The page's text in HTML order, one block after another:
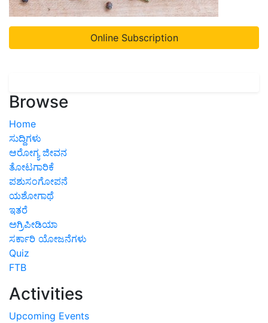
Online Subscription
Browse
Home
ಸುದ್ದಿಗಳು
ಆರೋಗ್ಯ ಜೀವನ
ತೋಟಗಾರಿಕೆ
ಪಶುಸಂಗೋಪನೆ
ಯಶೋಗಾಥೆ
ಇತರೆ
ಅಗ್ರಿಪೀಡಿಯಾ
ಸರ್ಕಾರಿ ಯೋಜನೆಗಳು
Quiz
FTB
Activities
Upcoming Events